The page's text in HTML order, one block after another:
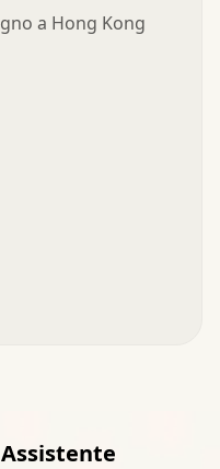
a Hong Kong
Assistente